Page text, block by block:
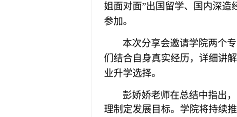
姐面对面”出国留学、国内深造
参加。
本次分享会邀请学院两个
们结合自身真实经历，详细讲
业升学选择。
彭娇娇老师在总结中指出
理制定发展目标。学院将持续